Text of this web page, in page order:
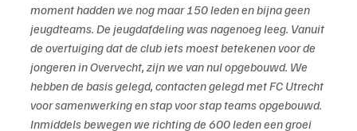
moment hadden we nog maar 150 leden en bijna geen
jeugdteams. De jeugdafdeling was nagenoeg leeg. Vanuit
de overtuiging dat de club iets moest betekenen voor de
jongeren in Overvecht, zijn we van nul opgebouwd. We
hebben de basis gelegd, contacten gelegd met FC Utrecht
voor samenwerking en stap voor stap teams opgebouwd.
Inmiddels bewegen we richting de 600 leden een groei